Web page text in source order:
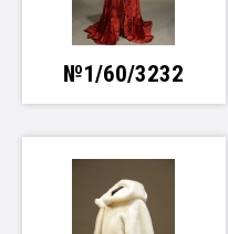
№1/60/3232